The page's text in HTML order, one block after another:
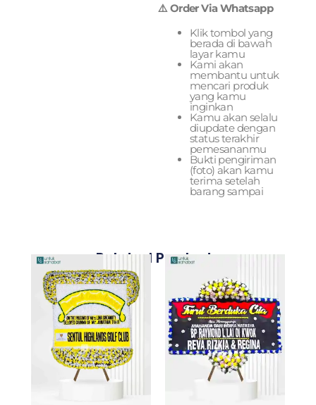
⚠️ Order Via Whatsapp
Klik tombol yang
berada di bawah
layar kamu
Kami akan
membantu untuk
mencari produk
yang kamu
inginkan
Kamu akan selalu
diupdate dengan
status terakhir
pemesananmu
Bukti pengiriman
(foto) akan kamu
terima setelah
barang sampai
Related Products